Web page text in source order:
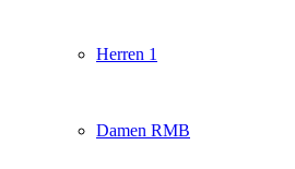
Herren 1
Damen RMB